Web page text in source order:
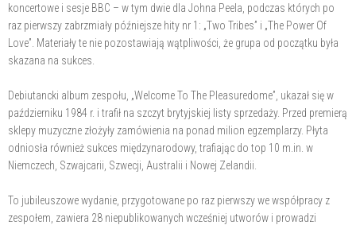
koncertowe i sesje BBC – w tym dwie dla Johna Peela, podczas których po
raz pierwszy zabrzmiały późniejsze hity nr 1: „Two Tribes” i „The Power Of
Love”. Materiały te nie pozostawiają wątpliwości, że grupa od początku była
skazana na sukces.
Debiutancki album zespołu, „Welcome To The Pleasuredome”, ukazał się w
październiku 1984 r. i trafił na szczyt brytyjskiej listy sprzedaży. Przed premierą
sklepy muzyczne złożyły zamówienia na ponad milion egzemplarzy. Płyta
odniosła również sukces międzynarodowy, trafiając do top 10 m.in. w
Niemczech, Szwajcarii, Szwecji, Australii i Nowej Zelandii.
To jubileuszowe wydanie, przygotowane po raz pierwszy we współpracy z
zespołem, zawiera 28 niepublikowanych wcześniej utworów i prowadzi